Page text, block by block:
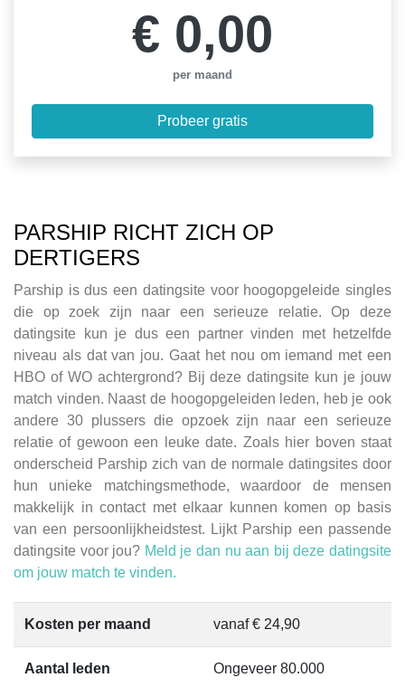
€ 0,00
per maand
Probeer gratis
PARSHIP RICHT ZICH OP
DERTIGERS
Parship is dus een datingsite voor hoogopgeleide singles
die op zoek zijn naar een serieuze relatie. Op deze
datingsite kun je dus een partner vinden met hetzelfde
niveau als dat van jou. Gaat het nou om iemand met een
HBO of WO achtergrond? Bij deze datingsite kun je jouw
match vinden. Naast de hoogopgeleiden leden, heb je ook
andere 30 plussers die opzoek zijn naar een serieuze
relatie of gewoon een leuke date. Zoals hier boven staat
onderscheid Parship zich van de normale datingsites door
hun unieke matchingsmethode, waardoor de mensen
makkelijk in contact met elkaar kunnen komen op basis
van een persoonlijkheidstest. Lijkt Parship een passende
datingsite voor jou? Meld je dan nu aan bij deze datingsite
om jouw match te vinden.
Kosten per maand vanaf € 24,90
Aantal leden Ongeveer 80.000